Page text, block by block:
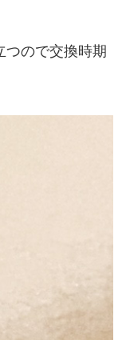
つので交換時期